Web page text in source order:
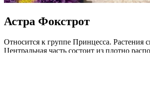
Астра Фокстрот
Относится к группе Принцесса. Растения
Центральная часть состоит из плотно